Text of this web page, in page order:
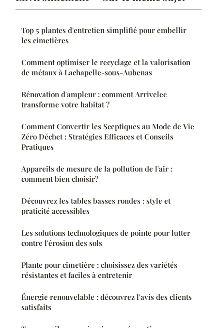
Top 5 plantes d'entretien simplifié pour embellir
les cimetières
Comment optimiser le recyclage et la valorisation
de métaux à Lachapelle-sous-Aubenas
Rénovation d'ampleur : comment Arrivelec
transforme votre habitat ?
Comment Convertir les Sceptiques au Mode de Vie
Zéro Déchet : Stratégies Efficaces et Conseils
Pratiques
Appareils de mesure de la pollution de l'air :
comment bien choisir?
Découvrez les tables basses rondes : style et
praticité accessibles
Les solutions technologiques de pointe pour lutter
contre l'érosion des sols
Plante pour cimetière : choisissez des variétés
résistantes et faciles à entretenir
Énergie renouvelable : découvrez l'avis des clients
satisfaits